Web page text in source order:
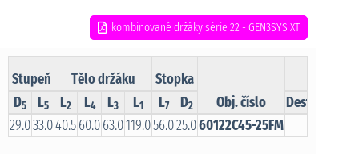
kombinované držáky série 22 - GEN3SYS XT
Stupeň Tělo držáku
Stopka
Obj. číslo
D5 L5 L2 L4 L3 L1 L7 D2
Destička
29.033.040.560.063.0119.056.025.060122C45-25FM